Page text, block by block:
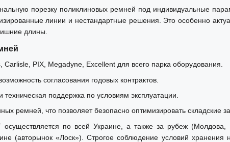
порезку поликлиновых ремней под индивидуальные
линии и нестандартные решения. Это особенно
длины.
PIX, Megadyne, Excellent для всего парка оборудования.
согласования годовых контрактов.
поддержка по условиям эксплуатации.
ремней, что позволяет безопасно оптимизировать складские
осуществляется по всей Украине, а также за рубеж
(авторынок «Лоск»). Строгое соблюдение условий